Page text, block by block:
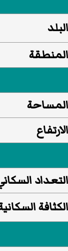
البلد
المنطقة
المساحة
الارتفاع
التعداد
الكثافة